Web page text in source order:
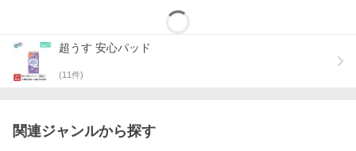
超うす 安心パッド
(11件)
関連ジャンルから探す